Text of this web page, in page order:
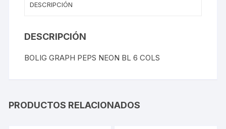
DESCRIPCIÓN
DESCRIPCIÓN
BOLIG GRAPH PEPS NEON BL 6 COLS
PRODUCTOS RELACIONADOS